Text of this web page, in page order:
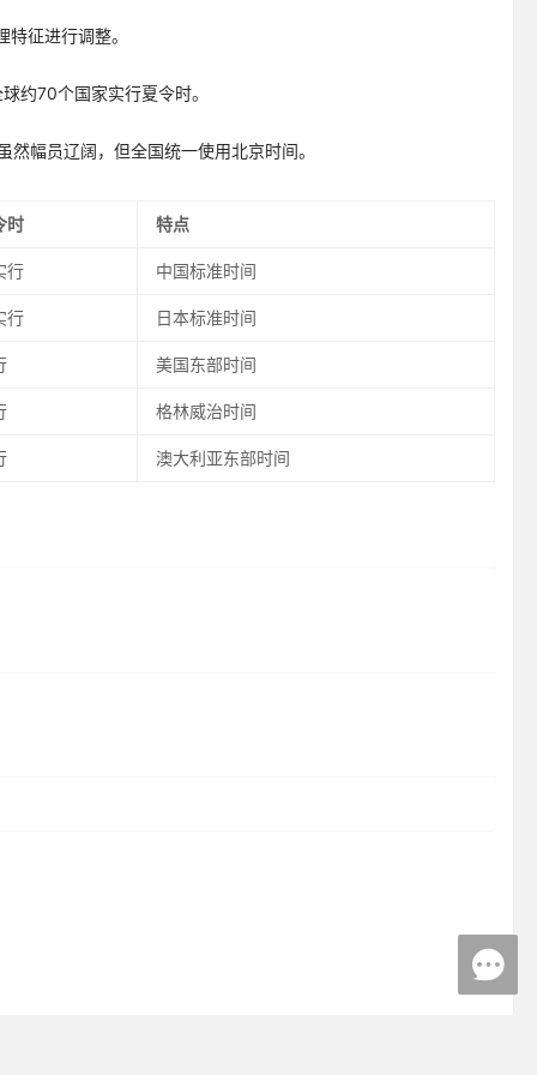
征进行调整。
约70个国家实行夏令时。
幅员辽阔，但全国统一使用北京时间。
时 特点
行 中国标准时间
行 日本标准时间
美国东部时间
格林威治时间
澳大利亚东部时间